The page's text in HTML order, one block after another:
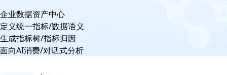
企业数据资产中心
定义统一指标/数据语义
生成指标树/指标归因
面向AI消费/对话式分析